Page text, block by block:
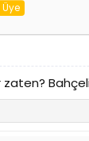
Üye
zaten?